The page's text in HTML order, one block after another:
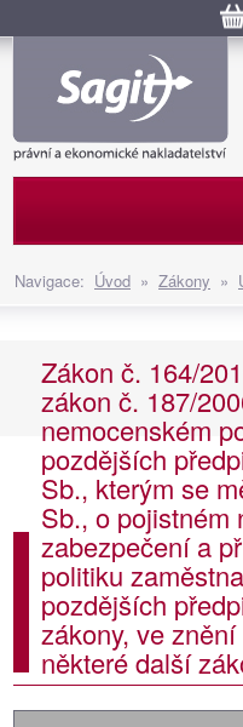
Navigace: Úvod » Zákony »
Zákon č. 164/
zákon č. 187/
nemocenském
pozdějších
Sb., kterým se
Sb., o pojistném
zabezpečení a
politiku
pozdějších
zákony, ve
některé další